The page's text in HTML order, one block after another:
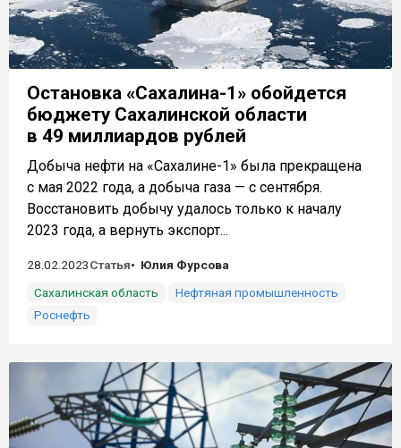
Остановка «Сахалина-1» обойдется
бюджету Сахалинской области
в 49 миллиардов рублей
Добыча нефти на «Сахалине-1» была прекращена
с мая 2022 года, а добыча газа — с сентября.
Восстановить добычу удалось только к началу
2023 года, а вернуть экспорт...
28.02.2023Статья
Юлия Фурсова
Сахалинская область
Нефтяная промышленность
Роснефть